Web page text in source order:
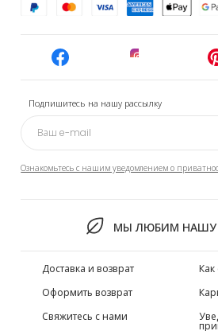
Подпишитесь на нашу рассылку
Ознакомьтесь с нашим уведомлением о
МЫ ЛЮБИМ НАШУ
Доставка и возврат
Оформить возврат
Свяжитесь с нами
Как